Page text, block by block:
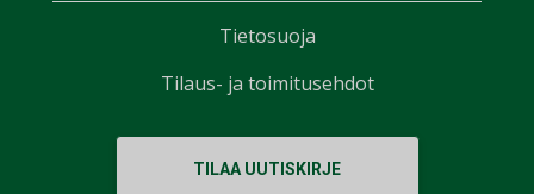
TILAA UUTISKIRJE
Tietosuoja
Tilaus- ja toimitusehdot